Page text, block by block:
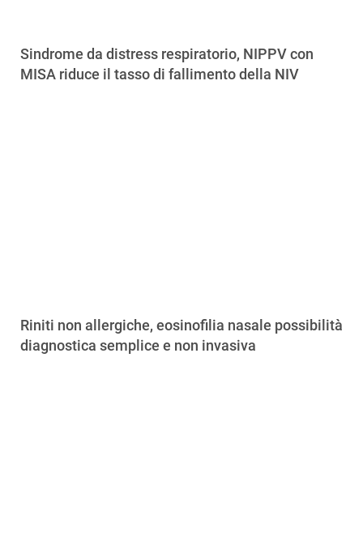
Sindrome da distress respiratorio, NIPPV con
MISA riduce il tasso di fallimento della NIV
Riniti non allergiche, eosinofilia nasale possibilità
diagnostica semplice e non invasiva